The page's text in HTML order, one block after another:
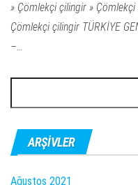
» Çömlekçi çilingir »
Çömlekçi çilingir TÜRKİYE
–…
ARŞIVLER
Ağustos 2021